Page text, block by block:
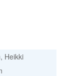
Heikki